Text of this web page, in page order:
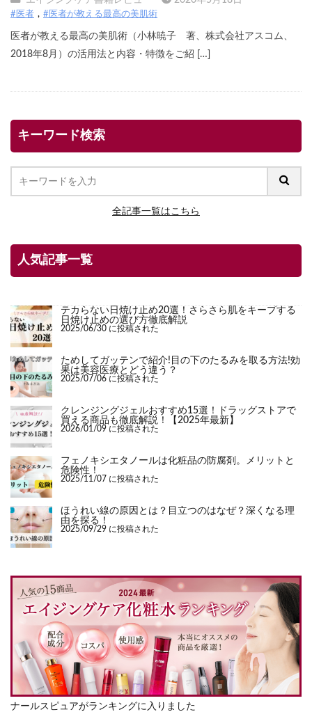
#医者 #医者が教える最高の美肌術
医者が教える最高の美肌術（小林暁子 著、株式会社アスコム、
2018年8月）の活用法と内容・特徴をご紹 […]
キーワード検索
全記事一覧はこちら
人気記事一覧
テカらない日焼け止め20選！さらさら肌をキープする
日焼け止めの選び方徹底解説
2025/06/30 に投稿された
ためしてガッテンで紹介!目の下のたるみを取る方法!効
果は美容医療とどう違う？
2025/07/06 に投稿された
クレンジングジェルおすすめ15選！ドラッグストアで
買える商品も徹底解説！【2025年最新】
2026/01/09 に投稿された
フェノキシエタノールは化粧品の防腐剤。メリットと
危険性！
2025/11/07 に投稿された
ほうれい線の原因とは？目立つのはなぜ？深くなる理
由を探る！
2025/09/29 に投稿された
ナールスピュアがランキングに入りました